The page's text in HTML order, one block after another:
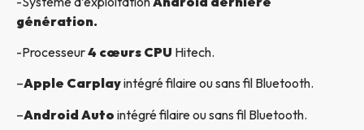
génération.
-Processeur4 cœurs CPU Hitech.
–Apple Carplayintégré filaire ou sans fil Bluetooth.
–Android Auto intégré filaire ou sans fil Bluetooth.